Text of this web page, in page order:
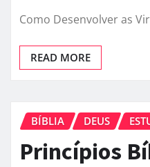
Como Desenvolver as
READ MORE
BÍBLIA DEUS
Princípios